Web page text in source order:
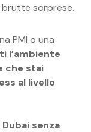
sorprese.
PMI o una
l’ambiente
che stai
al livello
senza